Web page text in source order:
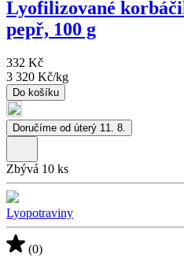
Lyofilizované
pepř, 100 g
332 Kč
3 320 Kč/kg
Do košíku
Doručíme od úterý 11. 8.
Zbývá 10 ks
Lyopotraviny
(0)